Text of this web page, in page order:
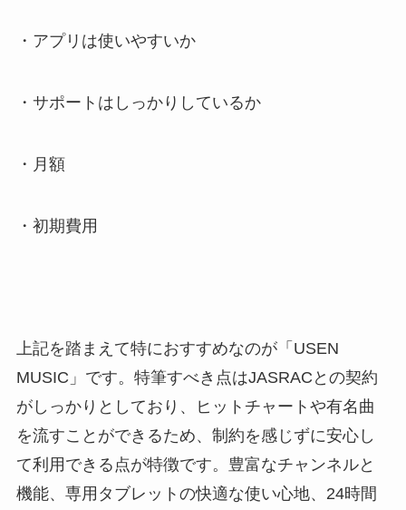
・アプリは使いやすいか
・サポートはしっかりしているか
・月額
・初期費用
上記を踏まえて特におすすめなのが「USEN
MUSIC」です。特筆すべき点はJASRACとの契約
がしっかりとしており、ヒットチャートや有名曲
を流すことができるため、制約を感じずに安心し
て利用できる点が特徴です。豊富なチャンネルと
機能、専用タブレットの快適な使い心地、24時間